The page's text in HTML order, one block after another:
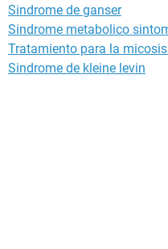
Sindrome de ganser
Sindrome metabolico
Tratamiento para la
Sindrome de kleine levin